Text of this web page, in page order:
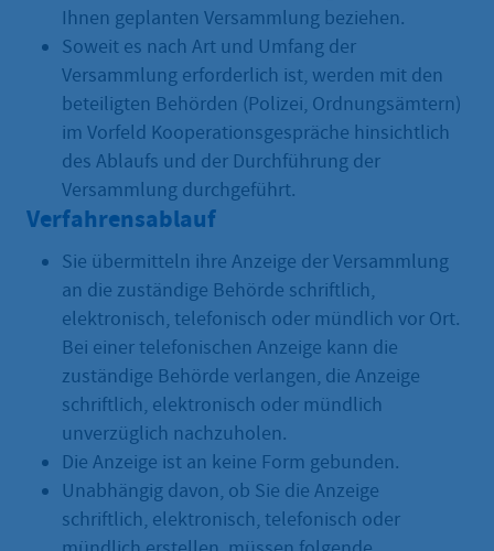
Ihnen geplanten Versammlung beziehen.
Soweit es nach Art und Umfang der
Versammlung erforderlich ist, werden mit den
beteiligten Behörden (Polizei, Ordnungsämtern)
im Vorfeld Kooperationsgespräche hinsichtlich
des Ablaufs und der Durchführung der
Versammlung durchgeführt.
Verfahrensablauf
Sie übermitteln ihre Anzeige der Versammlung
an die zuständige Behörde schriftlich,
elektronisch, telefonisch oder mündlich vor Ort.
Bei einer telefonischen Anzeige kann die
zuständige Behörde verlangen, die Anzeige
schriftlich, elektronisch oder mündlich
unverzüglich nachzuholen.
Die Anzeige ist an keine Form gebunden.
Unabhängig davon, ob Sie die Anzeige
schriftlich, elektronisch, telefonisch oder